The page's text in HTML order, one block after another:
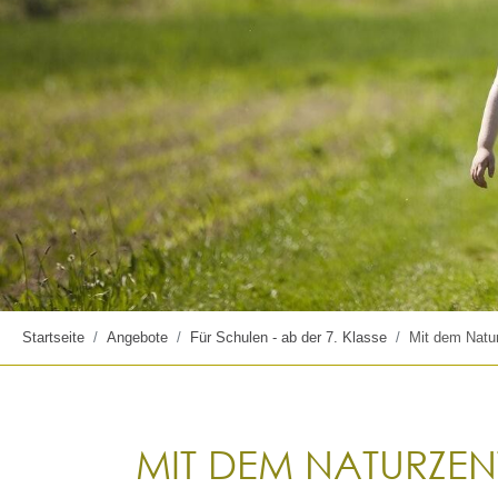
Startseite Angebote Für Schulen - ab der 7. Klasse Mit dem
MIT DEM